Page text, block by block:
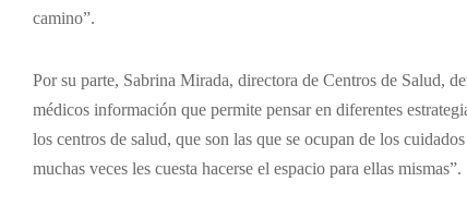
camino”.
Por su parte, Sabrina Mirada, directora de Centros de Salud,
médicos información que permite pensar en diferentes
los centros de salud, que son las que se ocupan de los
muchas veces les cuesta hacerse el espacio para ellas mismas”.